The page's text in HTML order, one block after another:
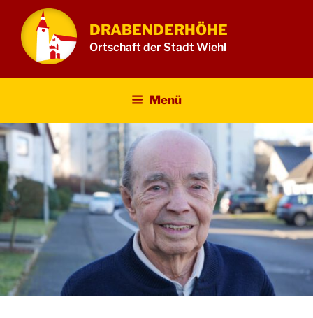
Inhalt
springen
DRABENDERHÖHE
Ortschaft der Stadt Wiehl
Menü